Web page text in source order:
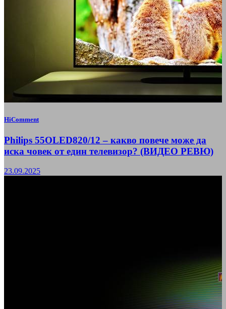
HiComment
Philips 55OLED820/12 – какво повече може да
иска човек от един телевизор? (ВИДЕО РЕВЮ)
23.09.2025